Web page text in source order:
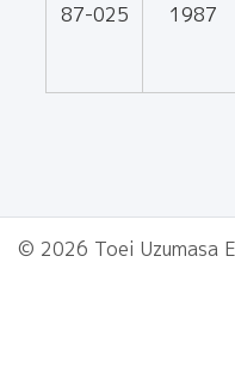
87-025 1987
© 2026 Toei Uzumasa